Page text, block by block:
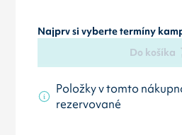
Najprv si vyberte termíny
Do košíka
Položky v tomto
rezervované